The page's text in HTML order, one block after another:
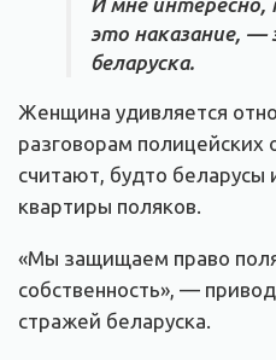
И мне интересно,
это наказание, —
беларуска.
Женщина удивляется
разговорам полицейских
считают, будто беларусы
квартиры поляков.
«Мы защищаем право
собственность», —
стражей беларуска.